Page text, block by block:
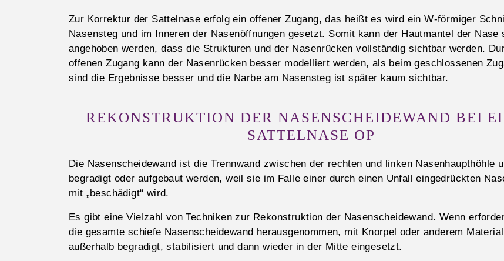
Zur Korrektur der Sattelnase erfolg ein offener Zugang, das heißt es wird ein W-förmiger
Nasensteg und im Inneren der Nasenöffnungen gesetzt. Somit kann der Hautmantel der Nase
angehoben werden, dass die Strukturen und der Nasenrücken vollständig sichtbar werden.
offenen Zugang kann der Nasenrücken besser modelliert werden, als beim geschlossenen
sind die Ergebnisse besser und die Narbe am Nasensteg ist später kaum sichtbar.
REKONSTRUKTION DER NASENSCHEIDEWAND BEI
SATTELNASE OP
Die Nasenscheidewand ist die Trennwand zwischen der rechten und linken Nasenhaupthöhle
begradigt oder aufgebaut werden, weil sie im Falle einer durch einen Unfall eingedrückten
mit „beschädigt“ wird.
Es gibt eine Vielzahl von Techniken zur Rekonstruktion der Nasenscheidewand. Wenn
die gesamte schiefe Nasenscheidewand herausgenommen, mit Knorpel oder anderem
außerhalb begradigt, stabilisiert und dann wieder in der Mitte eingesetzt.